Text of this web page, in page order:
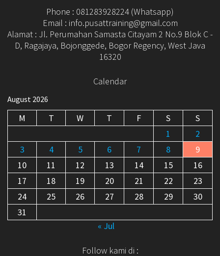
Phone : 081283928224 (Whatsapp)
Email : info.pusattraining@gmail.com
Alamat : Jl. Perumahan Samasta Citayam 2 No.9 Blok C -
D, Ragajaya, Bojonggede, Bogor Regency, West Java
16320
Calendar
August 2026
M T W T F S
S
1
2
3
4 5 6 7 8
9
10
11 12 13 14 15
16
17
18 19 20 21 22
23
24
25 26 27 28 29
30
31
« Jul
Follow kami di :